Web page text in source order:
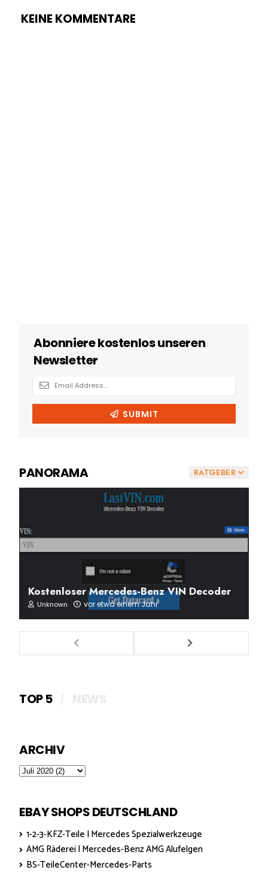
KEINE KOMMENTARE
RATGEBER
PANORAMA
Kostenloser Mercedes-Benz VIN Decoder
Unknown vor etwa einem Jahr
TOP 5
ARCHIV
EBAY SHOPS DEUTSCHLAND
1-2-3-KFZ-Teile | Mercedes Spezialwerkzeuge
AMG Räderei | Mercedes-Benz AMG Alufelgen
BS-TeileCenter-Mercedes-Parts